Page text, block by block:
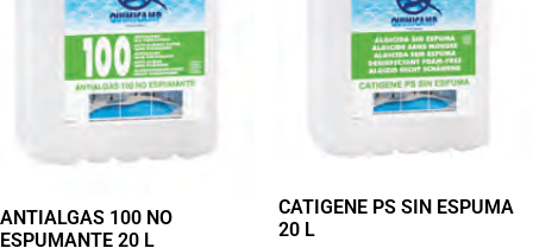
ANTIALGAS 100 NO
ESPUMANTE 20 L
CATIGENE PS SIN ESPUMA
20 L